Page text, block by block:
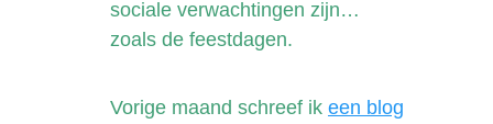
sociale verwachtingen zijn…
zoals de feestdagen.
Vorige maand schreef ik een blog